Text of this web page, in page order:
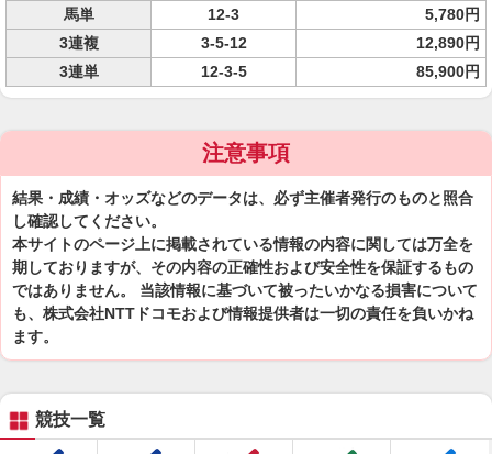
馬単
12-3
5,780円
3連複
3-5-12
12,890円
3連単
12-3-5 85,900円
注意事項
結果・成績・オッズなどのデータは、必ず主催者発行のものと照合
し確認してください。
本サイトのページ上に掲載されている情報の内容に関しては万全を
期しておりますが、その内容の正確性および安全性を保証するもの
ではありません。 当該情報に基づいて被ったいかなる損害について
も、株式会社NTTドコモおよび情報提供者は一切の責任を負いかね
ます。
競技一覧